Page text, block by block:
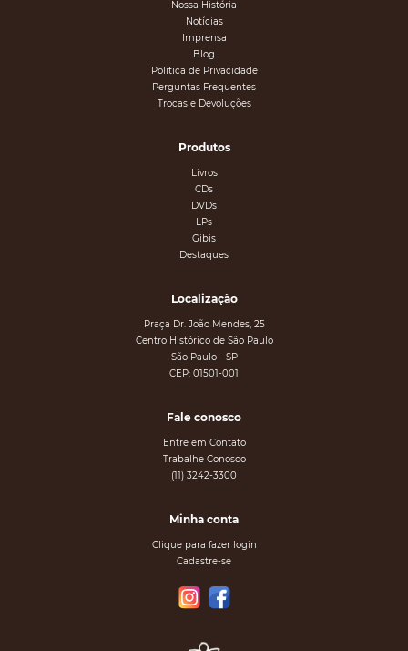
Nossa História
Notícias
Imprensa
Blog
Política de Privacidade
Perguntas Frequentes
Trocas e Devoluções
Produtos
Livros
CDs
DVDs
LPs
Gibis
Destaques
Localização
Praça Dr. João Mendes, 25
Centro Histórico de São Paulo
São Paulo - SP
CEP: 01501-001
Fale conosco
Entre em Contato
Trabalhe Conosco
(11) 3242-3300
Minha conta
Clique para fazer login
Cadastre-se